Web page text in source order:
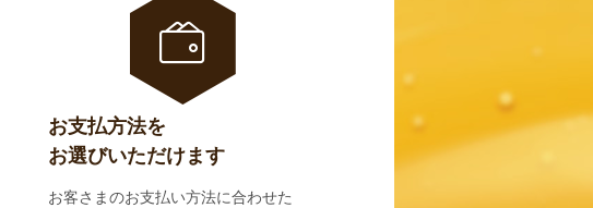
お支払方法を
お選びいただけます
お客さまのお支払い方法に合わせた